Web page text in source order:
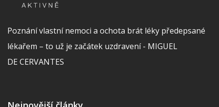
Poznání vlastní nemoci a ochota brát léky předepsané
lékařem – to už je začátek uzdravení - MIGUEL
DE CERVANTES